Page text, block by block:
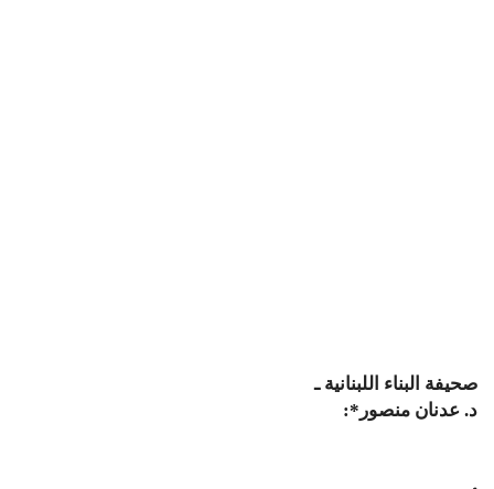
صحيفة البناء اللبنانية ـ
د. عدنان منصور *: